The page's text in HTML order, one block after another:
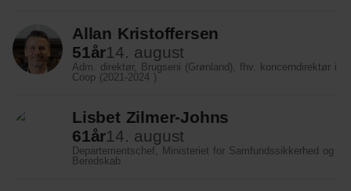
Allan Kristoffersen
51år14. august
Adm. direktør, Brugseni (Grønland), fhv. koncerndirektør i
Coop (2021-2024 )
Lisbet Zilmer-Johns
61år14. august
Departementschef, Ministeriet for Samfundssikkerhed og
Beredskab